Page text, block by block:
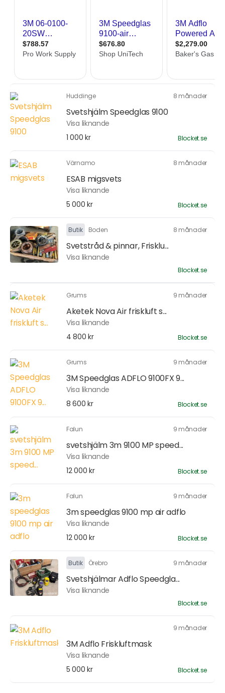
Huddinge 8 månader
Svetshjälm Speedglas 9100
Visa liknande
1 000 kr
Blocket.se
Värnamo 8 månader
ESAB migsvets
Visa liknande
5 000 kr
Blocket.se
Butik Boden 8 månader
Svetstråd & pinnar, Frisklu...
Visa liknande
Blocket.se
Grums 9 månader
Aketek Nova Air friskluft s...
Visa liknande
4 800 kr
Blocket.se
Grums 9 månader
3M Speedglas ADFLO 9100FX 9...
Visa liknande
8 600 kr
Blocket.se
Falun 9 månader
svetshjälm 3m 9100 MP speed...
Visa liknande
12 000 kr
Blocket.se
Falun 9 månader
3m speedglas 9100 mp air adflo
Visa liknande
12 000 kr
Blocket.se
Butik Örebro 9 månader
Svetshjälmar Adflo Speedgla...
Visa liknande
Blocket.se
9 månader
3M Adflo Friskluftmask
Visa liknande
5 000 kr
Blocket.se